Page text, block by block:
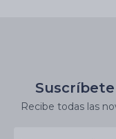
Recibe todas las